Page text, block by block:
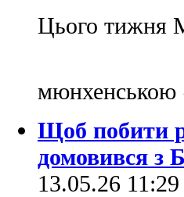
Цього тижня
мюнхенською
Щоб побити
домовився з
13.05.26 11:29